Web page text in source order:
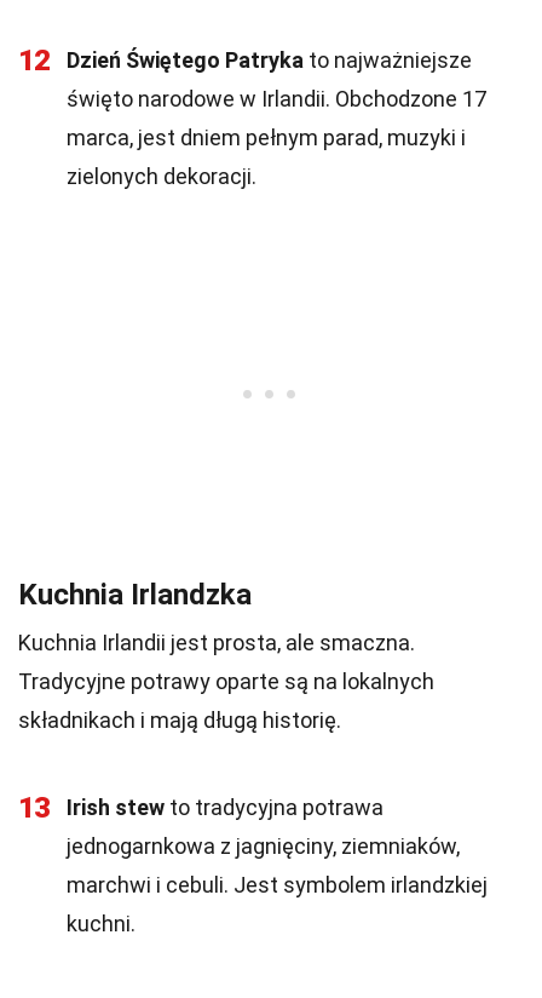
12 Dzień Świętego Patryka to najważniejsze
święto narodowe w Irlandii. Obchodzone 17
marca, jest dniem pełnym parad, muzyki i
zielonych dekoracji.
Kuchnia Irlandzka
Kuchnia Irlandii jest prosta, ale smaczna.
Tradycyjne potrawy oparte są na lokalnych
składnikach i mają długą historię.
13 Irish stew to tradycyjna potrawa
jednogarnkowa z jagnięciny, ziemniaków,
marchwi i cebuli. Jest symbolem irlandzkiej
kuchni.